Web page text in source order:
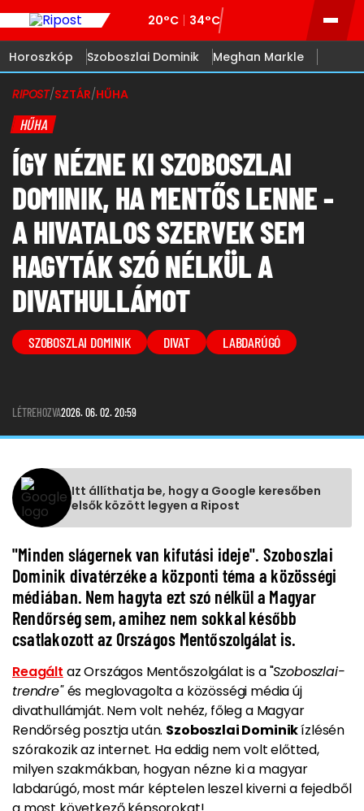
20°C 34°C
Horoszkóp Szoboszlai Dominik Meghan Markle
RIPOST/SZTÁR/HŰHA
HŰHA
ÍGY NÉZNE KI SZOBOSZLAI
DOMINIK, HA MENTŐS LENNE -
A HIVATALOS SZERVEK SEM
HAGYTÁK SZÓ NÉLKÜL A
DIVATHULLÁMOT
SZOBOSZLAI DOMINIK DIVAT LABDARÚGÓ
LÉTREHOZVA2026. 06. 02. 20:59
Itt állíthatja be, hogy a Google keresőben
elsők között legyen a Ripost
"Minden slágernek van kifutási ideje". Szoboszlai
Dominik divatérzéke a központi téma a közösségi
médiában. Nem hagyta ezt szó nélkül a Magyar
Rendőrség sem, amihez nem sokkal később
csatlakozott az Országos Mentőszolgálat is.
Reagált az Országos Mentőszolgálat is a "Szoboszlai-
trendre"és meglovagolta a közösségi média új
divathullámját. Nem volt nehéz, főleg a Magyar
Rendőrség posztja után. Szoboszlai Dominikízlésén
szórakozik az internet. Ha eddig nem volt előtted,
milyen szakmákban, hogyan nézne ki a magyar
labdarúgó, most már képtelen leszel kiverni a fejedből